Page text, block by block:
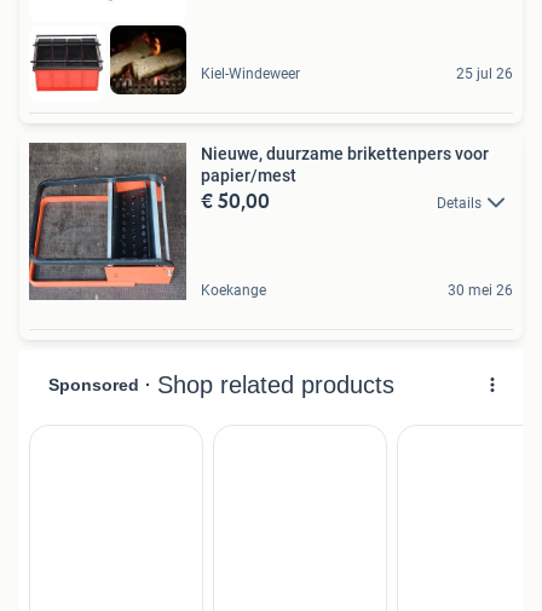
Kiel-Windeweer 25 jul 26
Nieuwe, duurzame brikettenpers voor
papier/mest
€ 50,00 Details
Koekange 30 mei 26